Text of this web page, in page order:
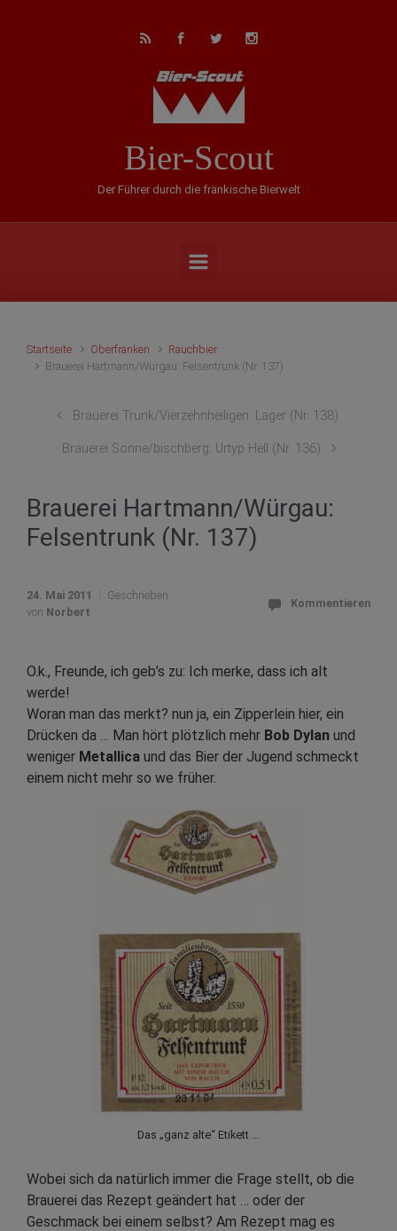
Bier-Scout
Der Führer durch die fränkische Bierwelt
Startseite Oberfranken
Rauchbier
Brauerei Hartmann/Würgau: Felsentrunk (Nr. 137)
Brauerei Trunk/Vierzehnheiligen: Lager (Nr. 138)
Brauerei Sonne/bischberg: Urtyp Hell (Nr. 136)
Brauerei Hartmann/Würgau:
Felsentrunk (Nr. 137)
24. Mai 2011
Geschrieben
von Norbert
Kommentieren
O.k., Freunde, ich geb’s zu: Ich merke, dass ich alt
werde!
Woran man das merkt? nun ja, ein Zipperlein hier, ein
Drücken da … Man hört plötzlich mehr Bob Dylan und
weniger Metallica und das Bier der Jugend schmeckt
einem nicht mehr so we früher.
Das „ganz alte“ Etikett …
Wobei sich da natürlich immer die Frage stellt, ob die
Brauerei das Rezept geändert hat … oder der
Geschmack bei einem selbst? Am Rezept mag es